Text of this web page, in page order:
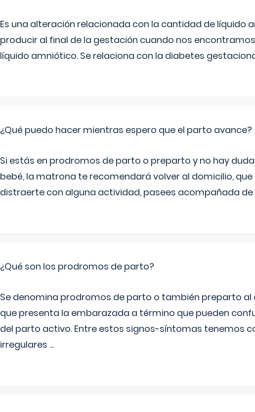
Es una alteración relacionada con la cantidad de líquido
producir al final de la gestación cuando nos
líquido amniótico. Se relaciona con la diabetes
¿Qué puedo hacer mientras espero que el parto avance?
Si estás en prodromos de parto o preparto y no hay
bebé, la matrona te recomendará volver al domicilio,
distraerte con alguna actividad, pasees acompañada
¿Qué son los prodromos de parto?
Se denomina prodromos de parto o también preparto
que presenta la embarazada a término que pueden
del parto activo. Entre estos signos-síntomas tenemos
irregulares ...